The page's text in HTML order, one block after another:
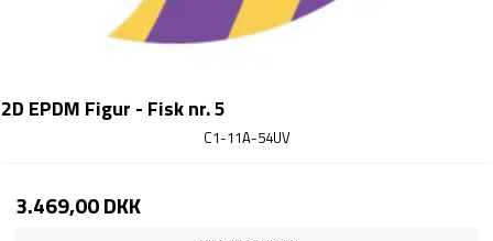
2D EPDM Figur - Fisk nr. 5
C1-11A-54UV
3.469,00 DKK